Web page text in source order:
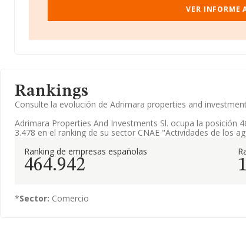
VER INFORME
Rankings
Consulte la evolución de Adrimara properties and
Adrimara Properties And Investments Sl. ocupa la posición
3.478 en el ranking de su sector CNAE "Actividades de los
Ranking de empresas españolas
464.942
*Sector: Comercio